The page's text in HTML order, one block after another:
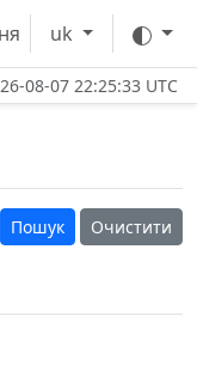
uk
08-07 22:25:33 UTC
Очистити